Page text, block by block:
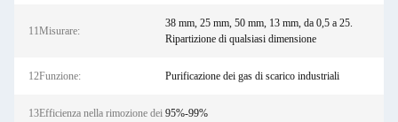
11Misurare:
38 mm, 25 mm, 50 mm, 13 mm, da 0,5 a 25.
Ripartizione di qualsiasi dimensione
12Funzione: Purificazione dei gas di scarico industriali
13Efficienza nella rimozione dei 95%-99%